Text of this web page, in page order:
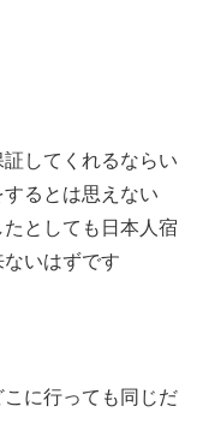
してくれるならい
るとは思えない
としても日本人宿
いはずです
に行っても同じだ